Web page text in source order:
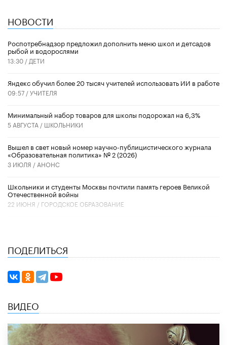
НОВОСТИ
Роспотребнадзор предложил дополнить меню школ и детсадов
рыбой и водорослями
13:30 / ДЕТИ
​Яндекс обучил более 20 тысяч учителей использовать ИИ в работе
09:57 /УЧИТЕЛЯ
Минимальный набор товаров для школы подорожал на 6,3%
5 АВГУСТА / ШКОЛЬНИКИ
Вышел в свет новый номер научно-публицистического журнала
«Образовательная политика» № 2 (2026)
3 ИЮЛЯ / АНОНС
Школьники и студенты Москвы почтили память героев Великой
Отечественной войны
22 ИЮНЯ / ГОРОДСКОЕ ОБРАЗОВАНИЕ
ПОДЕЛИТЬСЯ
ВИДЕО